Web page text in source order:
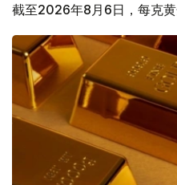
截至2026年8月6日，每克黄